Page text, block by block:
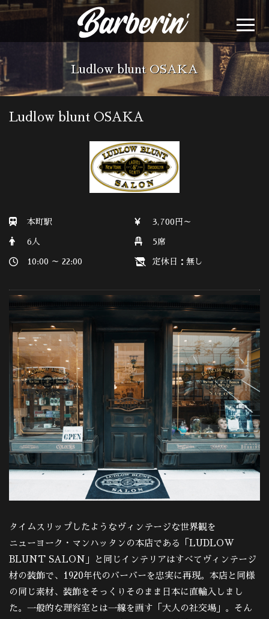
Ludlow blunt OSAKA
Ludlow blunt OSAKA
本町駅
6人
10:00 ～ 22:00
3,700円～
5席
定休日：無し
タイムスリップしたようなヴィンテージな世界観を
ニューヨーク・マンハッタンの本店である「LUDLOW
BLUNT SALON」と同じインテリアはすべてヴィンテージ
材の装飾で、1920年代のバーバーを忠実に再現。本店と同様
の同じ素材、装飾をそっくりそのまま日本に直輸入しまし
た。一般的な理容室とは一線を画す「大人の社交場」。そん